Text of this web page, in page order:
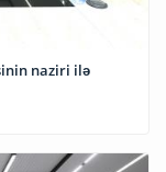
naziri ilə